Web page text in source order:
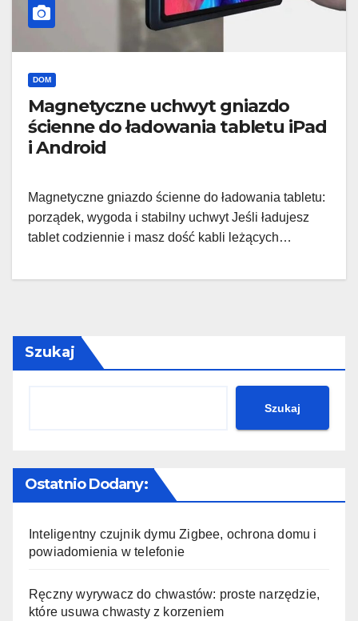
DOM
Magnetyczne uchwyt gniazdo
ścienne do ładowania tabletu iPad
i Android
Magnetyczne gniazdo ścienne do ładowania tabletu:
porządek, wygoda i stabilny uchwyt Jeśli ładujesz
tablet codziennie i masz dość kabli leżących…
Szukaj
Szukaj
Ostatnio Dodany:
Inteligentny czujnik dymu Zigbee, ochrona domu i
powiadomienia w telefonie
Ręczny wyrywacz do chwastów: proste narzędzie,
które usuwa chwasty z korzeniem